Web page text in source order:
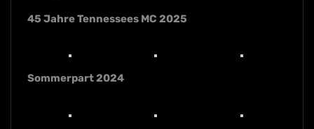
45 Jahre Tennessees MC 2025
Sommerpart 2024